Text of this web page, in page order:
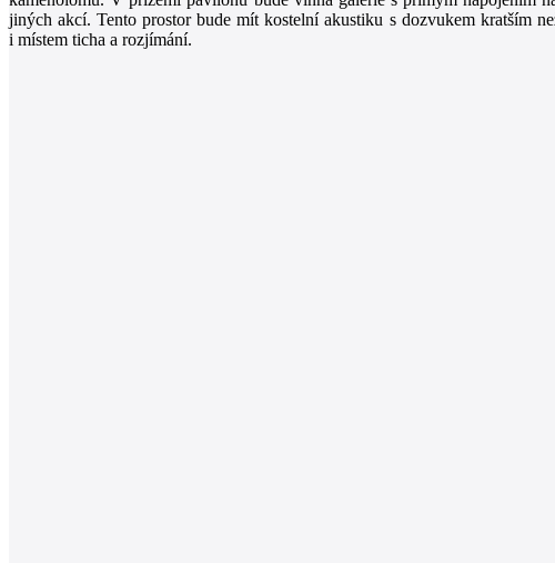
jiných akcí. Tento prostor bude mít kostelní akustiku s dozvukem kratším
i místem ticha a rozjímání.